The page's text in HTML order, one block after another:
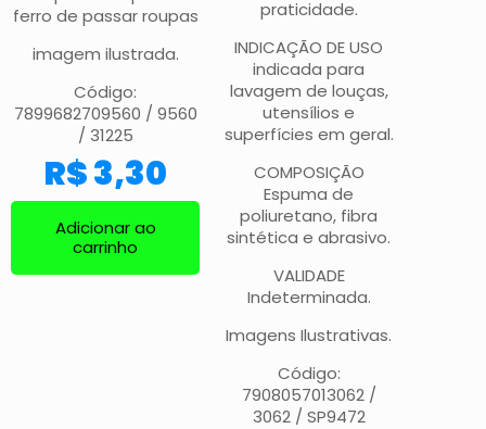
ferro de passar roupas
imagem ilustrada.
Código:
7899682709560 / 9560
/ 31225
R$3,30
Adicionar ao
carrinho
praticidade.
INDICAÇÃO DE USO
indicada para
lavagem de louças,
utensílios e
superfícies em geral.
COMPOSIÇÃO
Espuma de
poliuretano, fibra
sintética e abrasivo.
VALIDADE
Indeterminada.
Imagens Ilustrativas.
Código:
7908057013062 /
3062 / SP9472